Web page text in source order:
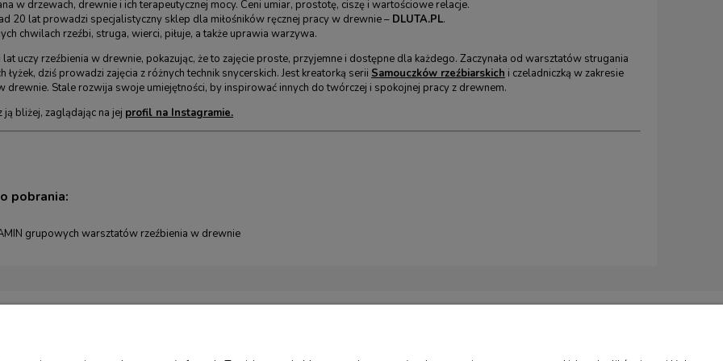
w drzewach, drewnie i ich terapeutycznej mocy. Ceni umiar, prostotę, ciszę i wartościowe relacje.
20 lat prowadzi specjalistyczny sklep dla miłośników ręcznej pracy w drewnie – DLUTA.PL.
chwilach rzeźbi, struga, wierci, piłuje, a także uprawia warzywa.
lat uczy rzeźbienia w drewnie, pokazując, że to zajęcie proste, przyjemne i dostępne dla każdego. Zaczynała od warsztatów strugania
łyżek, dziś prowadzi zajęcia z różnych technik snycerskich. Jest kreatorką serii Samouczków rzeźbiarskich i czeladniczką w zakresie
drewnie. Stale rozwija swoje umiejętności, by inspirować innych do twórczej i spokojnej pracy z drewnem.
ją bliżej, zaglądając na jej profil na Instagramie.
pobrania:
grupowych warsztatów rzeźbienia w drewnie